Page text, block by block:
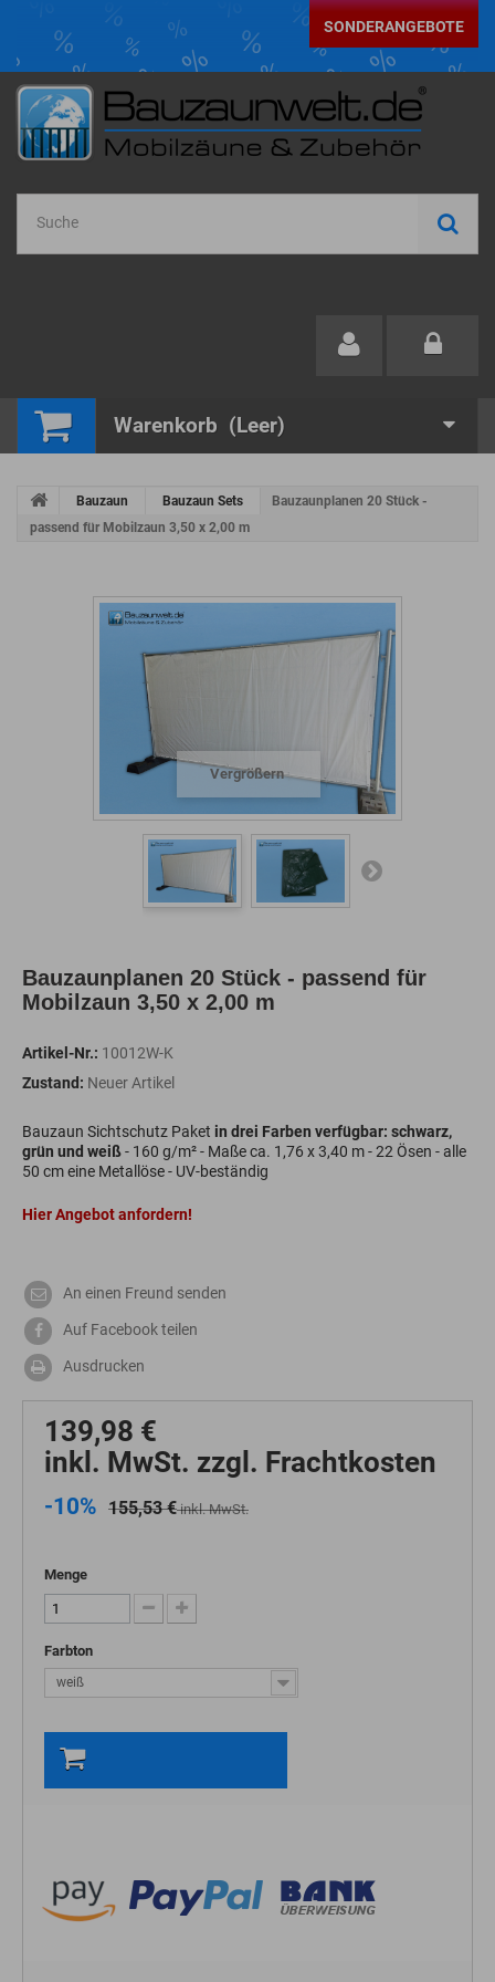
SONDERANGEBOTE
Warenkorb (Leer)
Bauzaun Bauzaun Sets
Bauzaunplanen 20 Stück -
passend für Mobilzaun 3,50 x 2,00 m
Vergrößern
Bauzaunplanen 20 Stück - passend für
Mobilzaun 3,50 x 2,00 m
Artikel-Nr.: 10012W-K
Zustand: Neuer Artikel
Bauzaun Sichtschutz Paket in drei Farben verfügbar: schwarz,
grün und weiß- 160 g/m² - Maße ca. 1,76 x 3,40 m - 22 Ösen - alle
50 cm eine Metallöse - UV-beständig
Hier Angebot anfordern!
An einen Freund senden
Auf Facebook teilen
Ausdrucken
139,98 €
inkl. MwSt. zzgl. Frachtkosten
-10% 155,53 €inkl. MwSt.
Menge
Farbton
weiß